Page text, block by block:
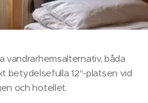
vandrarhemsalternativ, båda
betydelsefulla 12"-platsen vid
och hotellet.